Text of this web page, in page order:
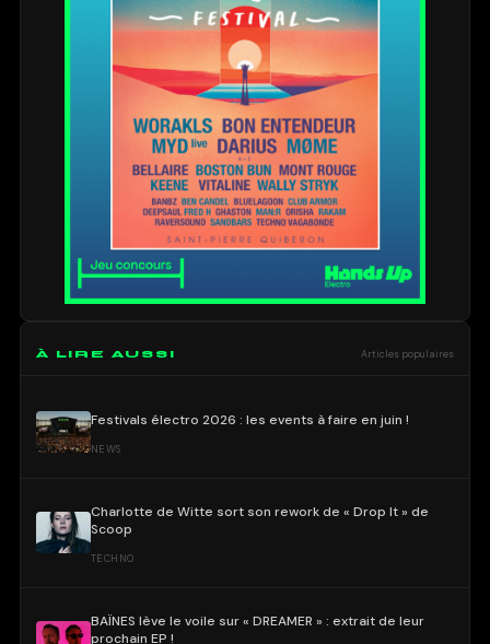
À LIRE AUSSI Articles populaires
Festivals électro 2026 : les events à faire en juin !
NEWS
Charlotte de Witte sort son rework de « Drop It » de
Scoop
TECHNO
BAÏNES lève le voile sur « DREAMER » : extrait de leur
prochain EP !